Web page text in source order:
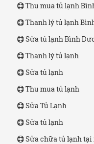
Thu mua tủ lạnh
Thanh lý tủ lạnh
Sửa tủ lạnh Bình
Thanh lý tủ lạnh
Sửa tủ lạnh
Thu mua tủ lạnh
Sửa Tủ Lạnh
Sửa tủ lạnh
Sửa chữa tủ lạnh tại